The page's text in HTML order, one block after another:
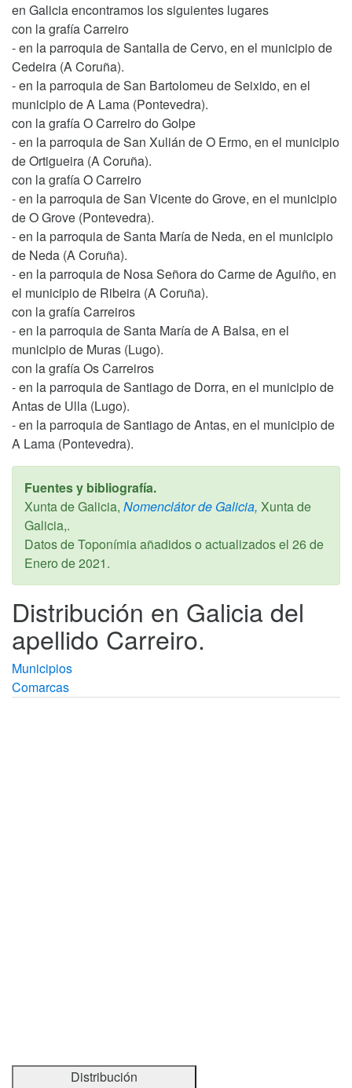
en Galicia encontramos los siguientes lugares
con la grafía Carreiro
- en la parroquia de Santalla de Cervo, en el municipio de
Cedeira (A Coruña).
- en la parroquia de San Bartolomeu de Seixido, en el
municipio de A Lama (Pontevedra).
con la grafía O Carreiro do Golpe
- en la parroquia de San Xulián de O Ermo, en el municipio
de Ortigueira (A Coruña).
con la grafía O Carreiro
- en la parroquia de San Vicente do Grove, en el municipio
de O Grove (Pontevedra).
- en la parroquia de Santa María de Neda, en el municipio
de Neda (A Coruña).
- en la parroquia de Nosa Señora do Carme de Aguiño, en
el municipio de Ribeira (A Coruña).
con la grafía Carreiros
- en la parroquia de Santa María de A Balsa, en el
municipio de Muras (Lugo).
con la grafía Os Carreiros
- en la parroquia de Santiago de Dorra, en el municipio de
Antas de Ulla (Lugo).
- en la parroquia de Santiago de Antas, en el municipio de
A Lama (Pontevedra).
Fuentes y bibliografía.
Xunta de Galicia, Nomenclátor de Galicia, Xunta de
Galicia,.
Datos de Toponímia añadidos o actualizados el 26 de
Enero de 2021.
Distribución en Galicia del
apellido Carreiro.
Municipios
Comarcas
Distribución